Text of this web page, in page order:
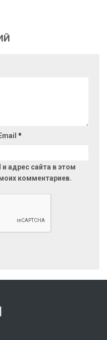
Email *
адрес сайта в этом
комментариев.